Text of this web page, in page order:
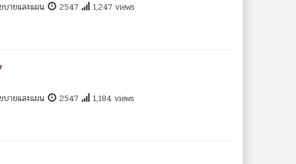
ายและแผน 2547
1,247 views
ายและแผน 2547
1,184 views